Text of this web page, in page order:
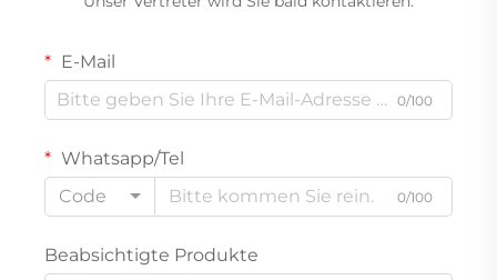
E-Mail
0/100
Whatsapp/Tel
Code
0/100
Beabsichtigte Produkte